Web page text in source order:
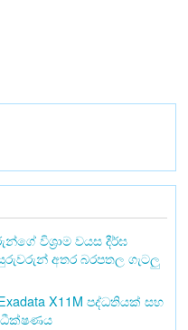
විශ්‍රාම වයස දීර්ඝ
අතර බරපතල ගැටලු
X11M පද්ධතියක් සහ
අධීක්ෂණය